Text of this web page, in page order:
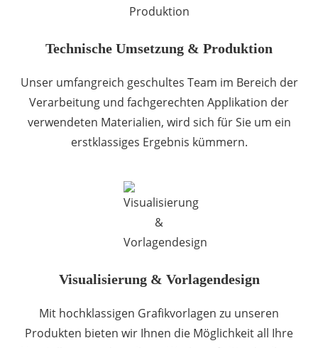
Technische Umsetzung & Produktion
Unser umfangreich geschultes Team im Bereich der
Verarbeitung und fachgerechten Applikation der
verwendeten Materialien, wird sich für Sie um ein
erstklassiges Ergebnis kümmern.
Visualisierung & Vorlagendesign
Mit hochklassigen Grafikvorlagen zu unseren
Produkten bieten wir Ihnen die Möglichkeit all Ihre